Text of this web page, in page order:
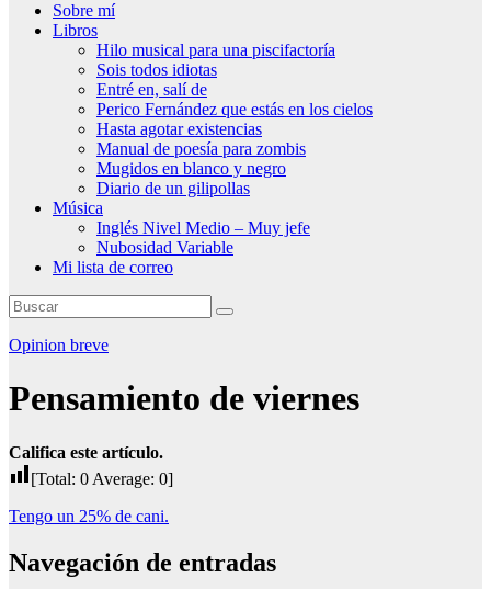
Sobre mí
Libros
Hilo musical para una piscifactoría
Sois todos idiotas
Entré en, salí de
Perico Fernández que estás en los cielos
Hasta agotar existencias
Manual de poesía para zombis
Mugidos en blanco y negro
Diario de un gilipollas
Música
Inglés Nivel Medio – Muy jefe
Nubosidad Variable
Mi lista de correo
Opinion breve
Pensamiento de viernes
Califica este artículo.
[Total: 0 Average: 0]
Tengo un 25% de cani.
Navegación de entradas